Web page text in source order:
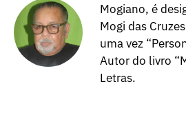
Mogiano, é
Mogi das
uma vez
Autor do livro
Letras.